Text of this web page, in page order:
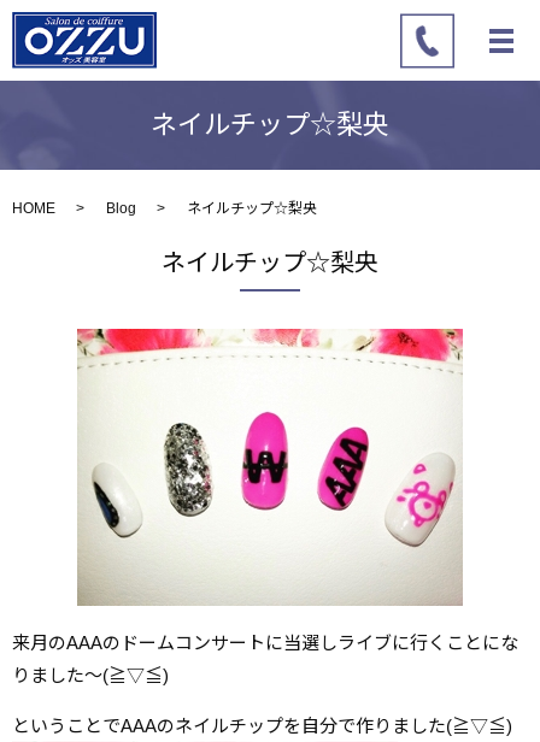
ネイルチップ☆梨央
HOME Blog ネイルチップ☆梨央
ネイルチップ☆梨央
来月のAAAのドームコンサートに当選しライブに行くことにな
りました～(≧▽≦)
ということでAAAのネイルチップを自分で作りました(≧▽≦)